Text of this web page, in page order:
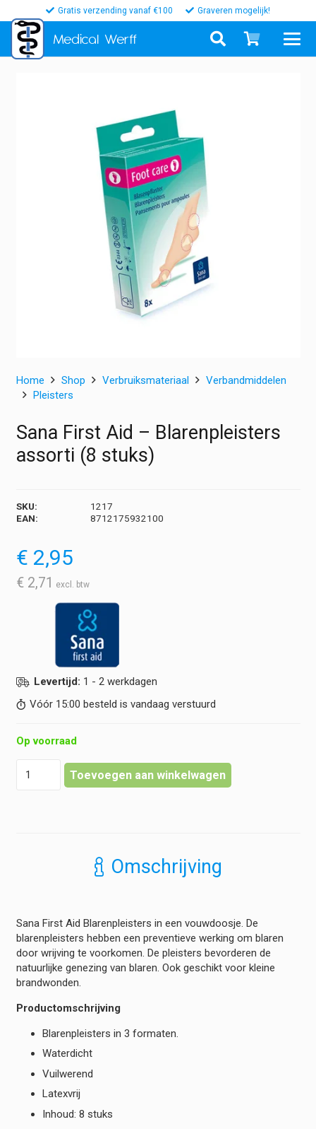
Gratis verzending vanaf €100 Graveren mogelijk!
Medical Werff
Home Shop Verbruiksmateriaal
Verbandmiddelen
Pleisters
Sana First Aid – Blarenpleisters
assorti (8 stuks)
SKU:
1217
EAN:
8712175932100
€ 2,95
€ 2,71
Levertijd: 1 - 2 werkdagen
Vóór 15:00 besteld is vandaag verstuurd
Op voorraad
First
Toevoegen aan winkelwagen
Omschrijving
Sana First Aid Blarenpleisters in een vouwdoosje. De
blarenpleisters hebben een preventieve werking om blaren
door wrijving te voorkomen. De pleisters bevorderen de
natuurlijke genezing van blaren. Ook geschikt voor kleine
brandwonden.
Productomschrijving
Blarenpleisters in 3 formaten.
Waterdicht
Vuilwerend
Latexvrij
Inhoud: 8 stuks